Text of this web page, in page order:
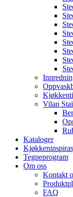
Vilan
Kataloger
Tegneprogram
Om oss
Kontakt
FAQ